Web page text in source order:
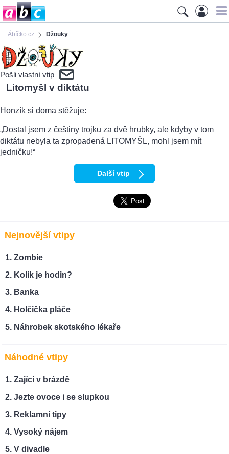
Ábíčko.cz Džouky
Pošli vlastní vtip
Litomyšl v diktátu
Honzík si doma stěžuje:
„Dostal jsem z češtiny trojku za dvě hrubky, ale kdyby v tom
diktátu nebyla ta zpropadená LITOMYŠL, mohl jsem mít
jedničku!“
Další vtip
Nejnovější vtipy
Zombie
Kolik je hodin?
Banka
Holčička pláče
Náhrobek skotského lékaře
Náhodné vtipy
Zajíci v brázdě
Jezte ovoce i se slupkou
Reklamní tipy
Vysoký nájem
V divadle